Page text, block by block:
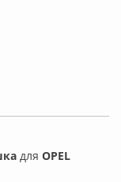
для OPEL